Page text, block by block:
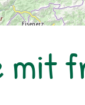
mit